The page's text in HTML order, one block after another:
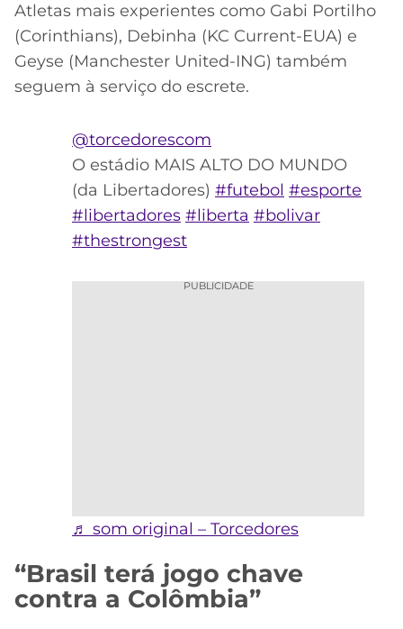
Atletas mais experientes como Gabi Portilho
(Corinthians), Debinha (KC Current-EUA) e
Geyse (Manchester United-ING) também
seguem à serviço do escrete.
@torcedorescom
O estádio MAIS ALTO DO MUNDO
(da Libertadores) #futebol #esporte
#libertadores #liberta #bolivar
#thestrongest
PUBLICIDADE
♬ som original – Torcedores
“Brasil terá jogo chave
contra a Colômbia”